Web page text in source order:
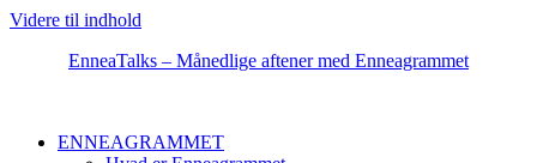
Videre til indhold
EnneaTalks – Månedlige aftener med Enneagrammet
ENNEAGRAMMET